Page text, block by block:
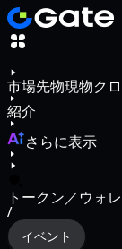
市場先物現物ク
紹介
さらに表示
トークン／ウォ
/
イベント